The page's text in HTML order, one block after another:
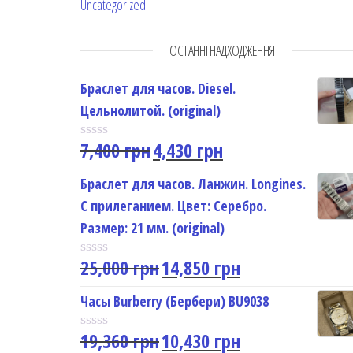
Uncategorized
ОСТАННІ НАДХОДЖЕННЯ
Браслет для часов. Diesel.
Цельнолитой. (original)
R
t
e
d
0
o
u
t
o
5
7,400грн4,430 грн
Браслет для часов. Ланжин. Longines.
С прилеганием. Цвет: Серебро.
Размер: 21 мм. (original)
R
t
e
d
0
25,000грн14,850 грн
Часы Burberry (Бербери) BU9038
R
19,360грн10,430 грн